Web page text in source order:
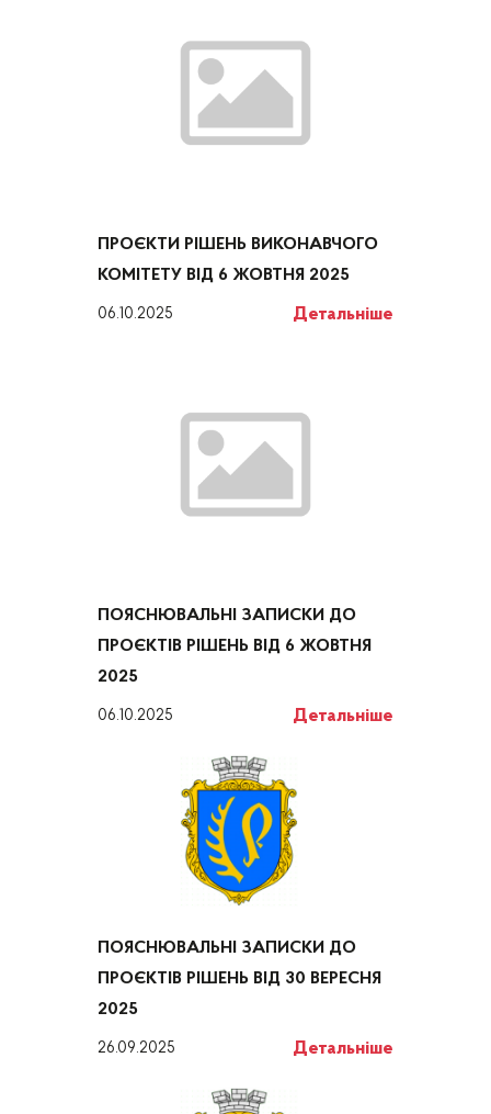
ПРОЄКТИ РІШЕНЬ ВИКОНАВЧОГО
КОМІТЕТУ ВІД 6 ЖОВТНЯ 2025
06.10.2025 Детальніше
ПОЯСНЮВАЛЬНІ ЗАПИСКИ ДО
ПРОЄКТІВ РІШЕНЬ ВІД 6 ЖОВТНЯ
2025
06.10.2025 Детальніше
ПОЯСНЮВАЛЬНІ ЗАПИСКИ ДО
ПРОЄКТІВ РІШЕНЬ ВІД 30 ВЕРЕСНЯ
2025
26.09.2025 Детальніше